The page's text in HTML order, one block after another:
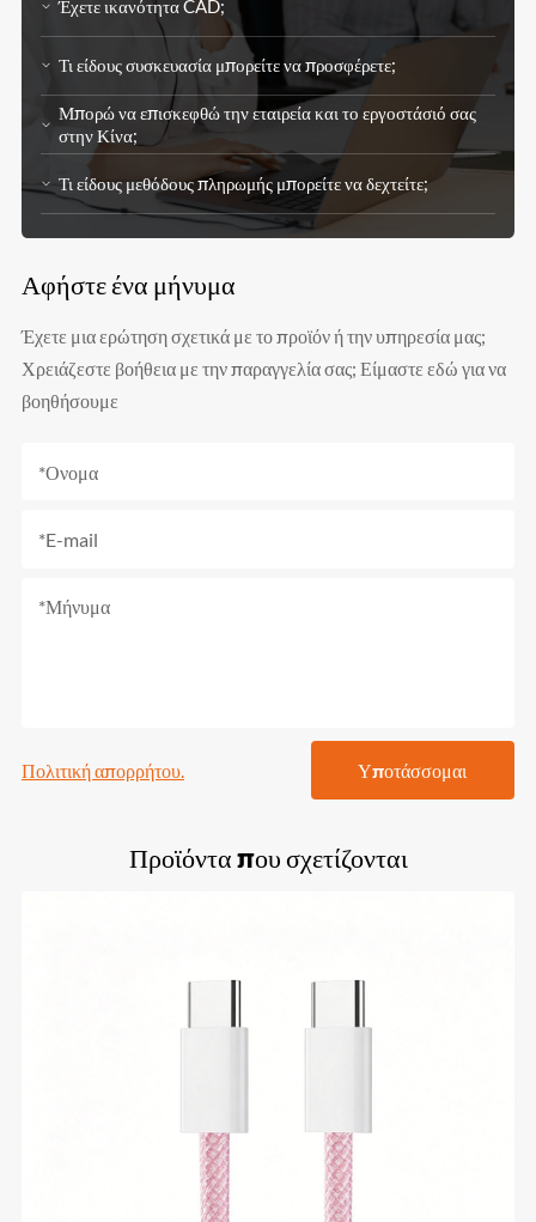
Έχετε ικανότητα CAD;
Τι είδους συσκευασία μπορείτε να προσφέρετε;
Μπορώ να επισκεφθώ την εταιρεία και το εργοστάσιό σας
στην Κίνα;
Τι είδους μεθόδους πληρωμής μπορείτε να δεχτείτε;
Αφήστε ένα μήνυμα
Έχετε μια ερώτηση σχετικά με το προϊόν ή την υπηρεσία μας;
Χρειάζεστε βοήθεια με την παραγγελία σας; Είμαστε εδώ για να
βοηθήσουμε
Πολιτική απορρήτου. Υποτάσσομαι
Προϊόντα που σχετίζονται